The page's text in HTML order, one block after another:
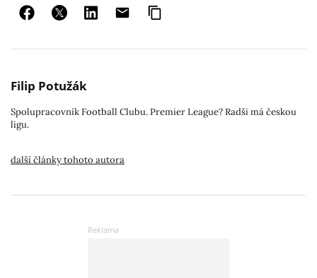
Filip Potužák
Spolupracovník Football Clubu. Premier League? Radši má českou
ligu.
další články tohoto autora